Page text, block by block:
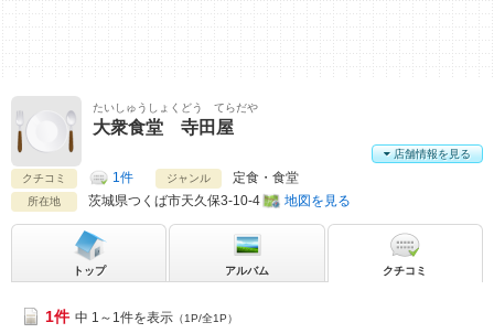
たいしゅうしょくどう てらだや
大衆食堂 寺田屋
クチコミ 1件 ジャンル 定食・食堂
所在地 茨城県つくば市天久保3-10-4 地図を見る
店舗情報を見る
トップ アルバム クチコミ
1件 中 1～1件を表示 （1P/全1P）